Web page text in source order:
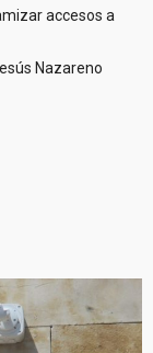
accesos a
Nazareno